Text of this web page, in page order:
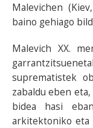
Malevichen
baino gehiago
Malevich XX.
suprematistek
zabaldu eben
bidea hasi
arkitektoniko eta